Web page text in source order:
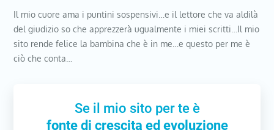
Il mio cuore ama i puntini sospensivi…e il lettore che va aldilà
del giudizio so che apprezzerà ugualmente i miei scritti…Il mio
sito rende felice la bambina che è in me…e questo per me è
ciò che conta…
Se il mio sito per te è
fonte di crescita ed evoluzione